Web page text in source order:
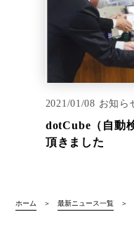
2021/01/08 お知ら
dotCube（自動
頂きました
ホーム 最新ニュース一覧